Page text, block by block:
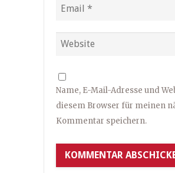
Name, E-Mail-Adresse und
diesem Browser für meinen
Kommentar speichern.